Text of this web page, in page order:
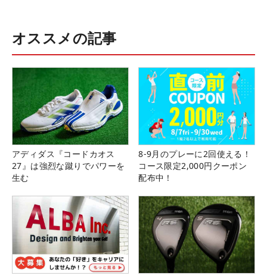
オススメの記事
アディダス『コードカオス
27』は強烈な蹴りでパワーを
生む
8-9月のプレーに2回使える！
コース限定2,000円クーポン
配布中！